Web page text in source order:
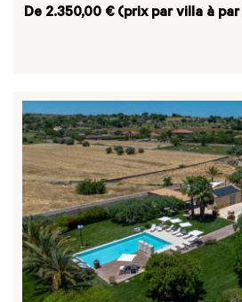
De 2.350,00 € (prix par villa à